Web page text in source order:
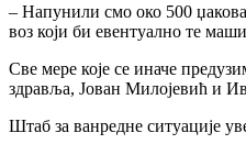
– Напунили смо око 500
воз који би евентуално те
Све мере које се иначе
здравља, Јован Милојевић и
Штаб за ванредне ситуације